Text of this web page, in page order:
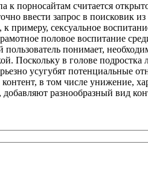
порносайтам считается
ввести запрос в поисковик из
примеру, сексуальное
половое воспитание
понимает,
Поскольку в голове
усугубят потенциальные
в том числе унижение,
разнообразный вид